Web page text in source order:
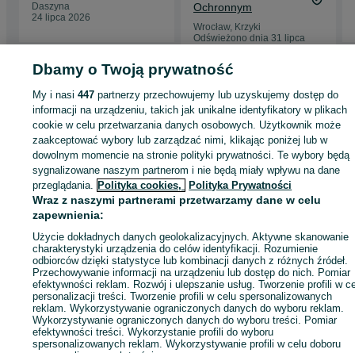
Daszyna
24 lipca 2026
Ochronnym
Wrocław, Krzyki
Odświeżono dnia 31 lipca
Strona główna Budowa i Remont Ściany i elewacje Izolacje
Styropian
Styropian - Łódzkie
Styropian - Kutno
KATEGORIA
ID:626164882 Wyświetlenia:
Zadzwoń / SMS Wyślij wiadomość
Dbamy o Twoją prywatność
My i nasi447 partnerzy przechowujemy lub uzyskujemy dostęp do
informacji na urządzeniu, takich jak unikalne identyfikatory w plikach
cookie w celu przetwarzania danych osobowych. Użytkownik może
zaakceptować wybory lub zarządzać nimi, klikając poniżej lub w
dowolnym momencie na stronie polityki prywatności. Te wybory będą
sygnalizowane naszym partnerom i nie będą miały wpływu na dane
przeglądania. Polityka cookies, Polityka Prywatności
Wraz z naszymi partnerami przetwarzamy dane w celu
zapewnienia:
Użycie dokładnych danych geolokalizacyjnych. Aktywne skanowanie
charakterystyki urządzenia do celów identyfikacji. Rozumienie
odbiorców dzięki statystyce lub kombinacji danych z różnych źródeł.
Przechowywanie informacji na urządzeniu lub dostęp do nich. Pomiar
efektywności reklam. Rozwój i ulepszanie usług. Tworzenie profili w
personalizacji treści. Tworzenie profili w celu spersonalizowanych
reklam. Wykorzystywanie ograniczonych danych do wyboru reklam.
Wykorzystywanie ograniczonych danych do wyboru treści. Pomiar
efektywności treści. Wykorzystanie profili do wyboru
spersonalizowanych reklam. Wykorzystywanie profili w celu doboru